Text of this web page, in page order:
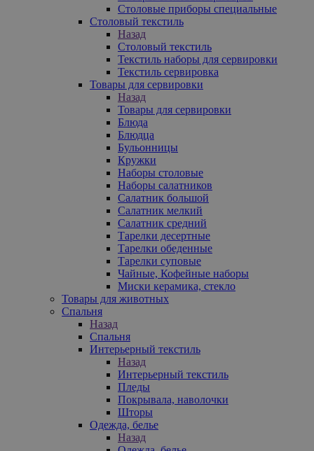
Столовые приборы специальные
Столовый текстиль
Назад
Столовый текстиль
Текстиль наборы для сервировки
Текстиль сервировка
Товары для сервировки
Назад
Товары для сервировки
Блюда
Блюдца
Бульонницы
Кружки
Наборы столовые
Наборы салатников
Салатник большой
Салатник мелкий
Салатник средний
Тарелки десертные
Тарелки обеденные
Тарелки суповые
Чайные, Кофейные наборы
Миски керамика, стекло
Товары для животных
Спальня
Назад
Спальня
Интерьерный текстиль
Назад
Интерьерный текстиль
Пледы
Покрывала, наволочки
Шторы
Одежда, белье
Назад